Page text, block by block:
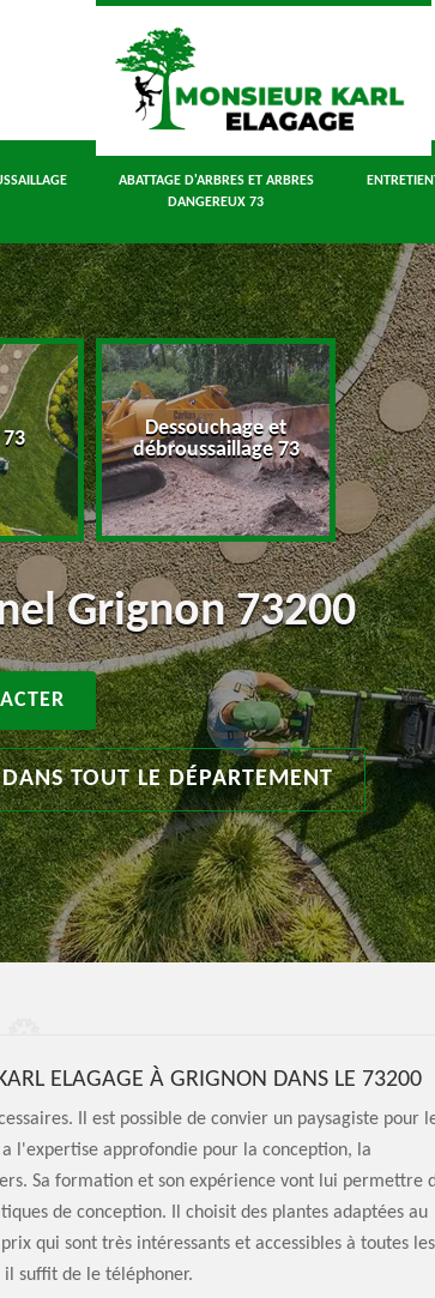
ABATTAGE D'ARBRES ET ARBRES
DANGEREUX 73
Dessouchage et
débroussaillage 73
Grignon 73200
TOUT LE DÉPARTEMENT
ELAGAGE À GRIGNON DANS LE 73200
Il est possible de convier un paysagiste pour
l'expertise approfondie pour la conception, la
Sa formation et son expérience vont lui permettre
de conception. Il choisit des plantes adaptées au
qui sont très intéressants et accessibles à toutes les
il suffit de le téléphoner.